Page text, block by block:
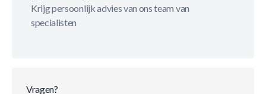
Krijg persoonlijk advies van ons team van
specialisten
Vragen?